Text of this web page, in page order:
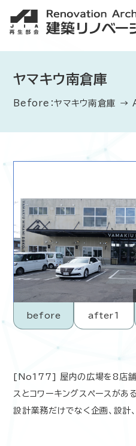
ヤマキウ南倉庫
Before：ヤマキウ南倉庫 →
before after1
[No177] 屋内の広場を8店舗
スとコワーキングスペースがあ
設計業務だけでなく企画、設計